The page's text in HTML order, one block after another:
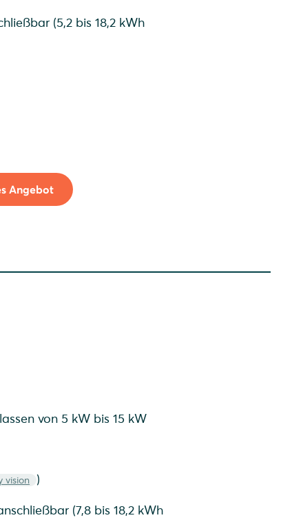
(5,2 bis 18,2 kWh
Angebot
von 5 kW bis 15 kW
vision
)
(7,8 bis 18,2 kWh